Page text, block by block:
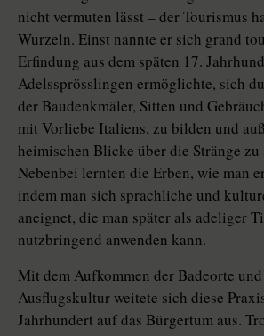
nicht vermuten lässt – der Tourismus
Wurzeln. Einst nannte er sich grand
Erfindung aus dem späten 17.
Adelssprösslingen ermöglichte, sich
der Baudenkmäler, Sitten und
mit Vorliebe Italiens, zu bilden und
heimischen Blicke über die Stränge zu
Nebenbei lernten die Erben, wie man
indem man sich sprachliche und
aneignet, die man später als adeliger
nutzbringend anwenden kann.
Mit dem Aufkommen der Badeorte
Ausflugskultur weitete sich diese
Jahrhundert auf das Bürgertum aus.